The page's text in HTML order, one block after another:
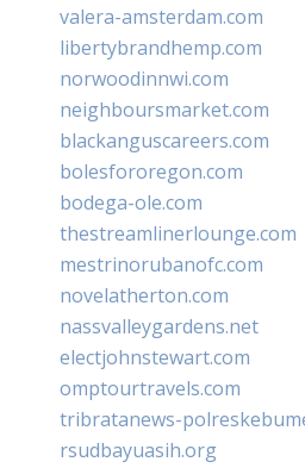
valera-amsterdam.com
libertybrandhemp.com
norwoodinnwi.com
neighboursmarket.com
blackanguscareers.com
bolesfororegon.com
bodega-ole.com
thestreamlinerlounge.com
mestrinorubanofc.com
novelatherton.com
nassvalleygardens.net
electjohnstewart.com
omptourtravels.com
tribratanews-
rsudbayuasih.org